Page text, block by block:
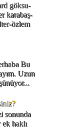
göksu-
karabaş-
özlem
Bu
Uzun
sonunda
haklı